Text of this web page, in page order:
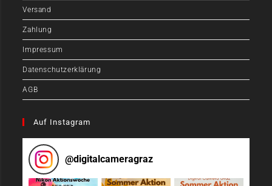
Versand
Zahlung
Impressum
Datenschutzerklärung
AGB
Auf Instagram
@digitalcameragraz